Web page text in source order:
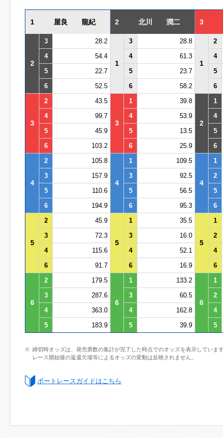
1 屋良 龍紀 2 北川 潤二 3
2
3 28.2
1
3 28.8
1
2
4
54.4 4 61.3
4
5
22.7 5 23.7
5
6
52.5 6 58.2 6
3
2 43.5
3
1 39.8
2
1
4
99.7 4 53.9
4
5
45.9 5 13.5
5
6
103.2 6 25.9 6
4
2 105.8
4
1 109.5
4
1
3
157.9 3 92.5
2
5
110.6 5 56.5
5
6
194.9 6 95.3 6
5
2 45.9
5
1 35.5
5
1
3
72.3 3 16.0
2
4
115.6 4 52.1
4
6
91.7 6 16.9 6
6
2 179.5
6
1 133.2
6
1
3
287.6 3 60.5
2
4
363.0 4 162.8
4
5
183.9 5 39.9 5
締切時オッズは、発売票数の集計が完了した時点でのオッズを表示していま
レース開始後の返還欠場等によるオッズの変動は反映されません。
ボートレースガイドはこちら